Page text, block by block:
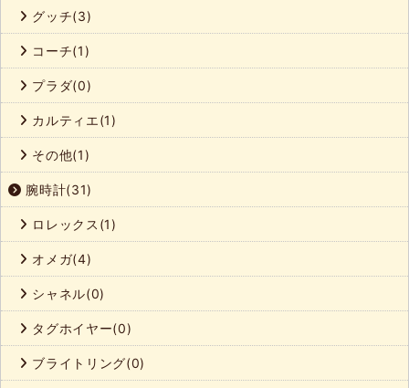
グッチ(3)
コーチ(1)
プラダ(0)
カルティエ(1)
その他(1)
腕時計(31)
ロレックス(1)
オメガ(4)
シャネル(0)
タグホイヤー(0)
ブライトリング(0)